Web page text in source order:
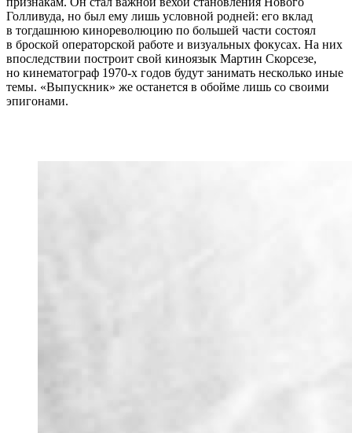
Голливуда, но был ему лишь условной родней: его вклад
в тогдашнюю кинореволюцию по большей части состоял
в броской операторской работе и визуальных фокусах. На них
впоследствии построит свой киноязык Мартин Скорсезе,
но кинематограф 1970-х годов будут занимать несколько иные
темы. «Выпускник» же останется в обойме лишь со своими
эпигонами.